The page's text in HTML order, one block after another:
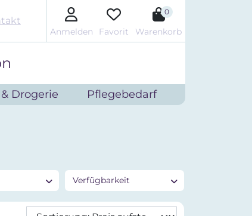
Anmelden Favorit
0
Warenkorb
Drogerie Pflegebedarf
Verfügbarkeit